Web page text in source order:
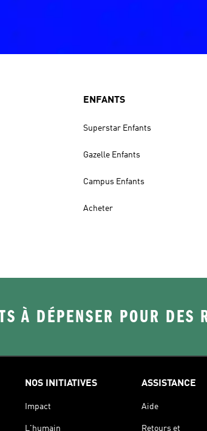
ENFANTS
Superstar Enfants
Gazelle Enfants
Campus Enfants
Acheter
À DÉPENSER POUR DES
NOS INITIATIVES
Impact
L'humain
ASSISTANCE
Aide
Retours et